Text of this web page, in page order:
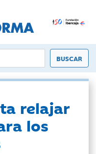
relajar
los